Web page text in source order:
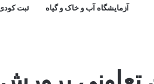
آزمایشگاه آب و خاک و گیاه ثبت